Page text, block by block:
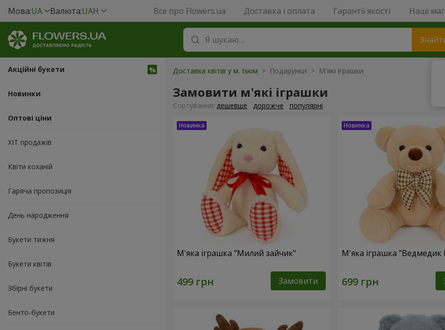
Мова:UA Валюта:UAH Все про Flowers.ua Доставка і оплата Гарантії якості Наші
Акційні букети
Новинки
Оптові ціни
ХІТ продажів
Квіти коханій
Гаряча пропозиція
День народження
Букети тижня
Букети квітів
Збірні букети
Бенто-букети
Доставка квітів у м. Ізюм > Подарунки > М'які іграшки
Замовити м'які іграшки
Сортування: дешевше дорожче популярні
М'яка іграшка "Милий зайчик"
Замовити
М'яка іграшка "Ведмедик